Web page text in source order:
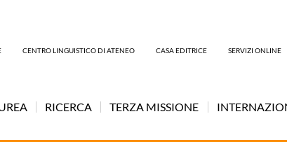
CENTRO LINGUISTICO DI ATENEO CASA EDITRICE SERVIZI ONLINE
RICERCA TERZA MISSIONE